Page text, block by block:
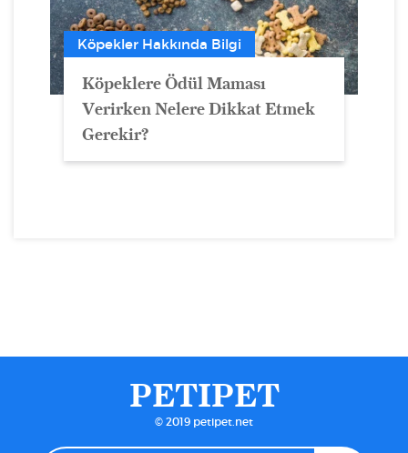
Köpekler Hakkında Bilgi
Köpeklere Ödül Maması
Verirken Nelere Dikkat Etmek
Gerekir?
PETIPET
© 2019 petipet.net